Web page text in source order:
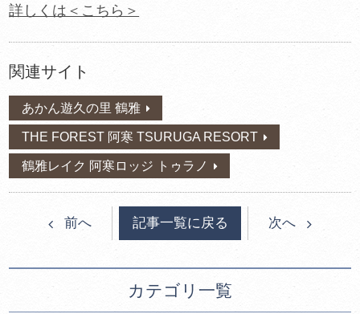
詳しくは＜こちら＞
関連サイト
あかん遊久の里 鶴雅
THE FOREST 阿寒 TSURUGA RESORT
鶴雅レイク 阿寒ロッジ トゥラノ
前へ 記事一覧に戻る 次へ
カテゴリ一覧